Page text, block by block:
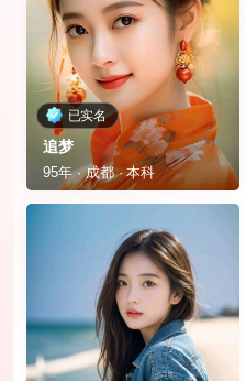
已实名
追梦
95年 · 成都 · 本科